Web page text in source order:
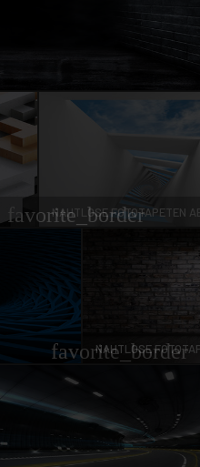
favorite_border
NAHTLOSE FOTOTAPETEN
favorite_border
NAHTLOSE